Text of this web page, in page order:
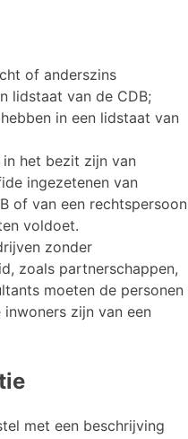
of anderszins
lidstaat van de CDB;
in een lidstaat van
het bezit zijn van
ingezetenen van
of van een rechtspersoon
voldoet.
zonder
zoals partnerschappen,
moeten de personen
zijn van een
met een beschrijving